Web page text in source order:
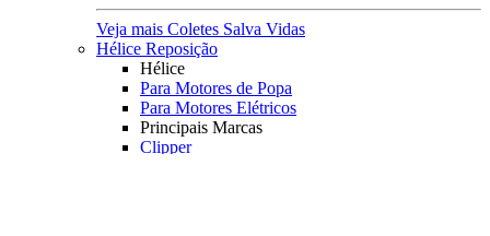
Veja mais Coletes Salva Vidas
Hélice Reposição
Hélice
Para Motores de Popa
Para Motores Elétricos
Principais Marcas
Clipper